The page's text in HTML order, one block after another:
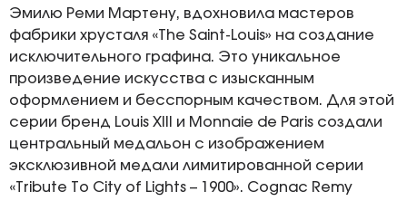
Эмилю Реми Мартену, вдохновила мастеров
фабрики хрусталя «The Saint-Louis» на создание
исключительного графина. Это уникальное
произведение искусства с изысканным
оформлением и бесспорным качеством. Для этой
серии бренд Louis XIII и Monnaie de Paris создали
центральный медальон с изображением
эксклюзивной медали лимитированной серии
«Tribute To City of Lights – 1900». Cognac Remy